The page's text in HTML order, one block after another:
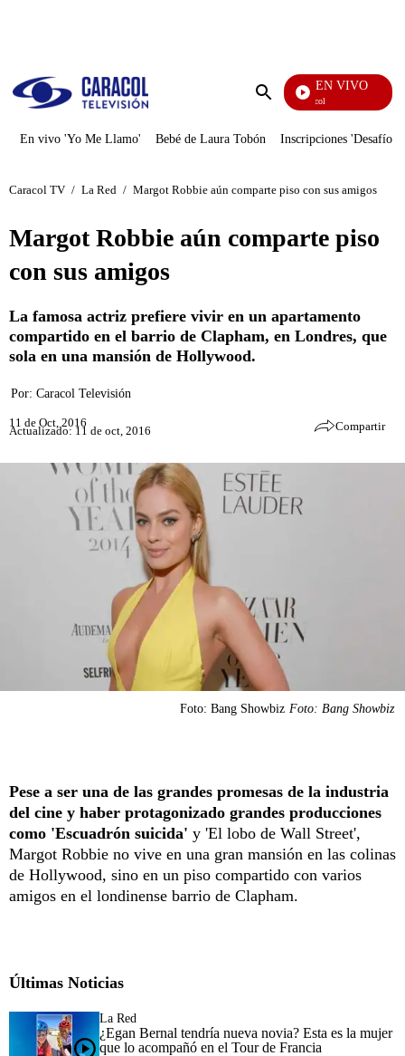
Enviar
EN VIVO
Noticias Caracol
En vivo 'Yo Me Llamo' Bebé de Laura Tobón Inscripciones 'Desafío'
Caracol TV / La Red / Margot Robbie aún comparte piso con sus amigos
Margot Robbie aún comparte piso
con sus amigos
La famosa actriz prefiere vivir en un apartamento
compartido en el barrio de Clapham, en Londres, que
sola en una mansión de Hollywood.
Por: Caracol Televisión
11 de Oct, 2016
Actualizado: 11 de oct, 2016 Compartir
Foto: Bang Showbiz Foto: Bang Showbiz
Pese a ser una de las grandes promesas de la industria
del cine y haber protagonizado grandes producciones
como 'Escuadrón suicida' y 'El lobo de Wall Street',
Margot Robbie no vive en una gran mansión en las colinas
de Hollywood, sino en un piso compartido con varios
amigos en el londinense barrio de Clapham.
Últimas Noticias
La Red
¿Egan Bernal tendría nueva novia? Esta es la mujer
que lo acompañó en el Tour de Francia